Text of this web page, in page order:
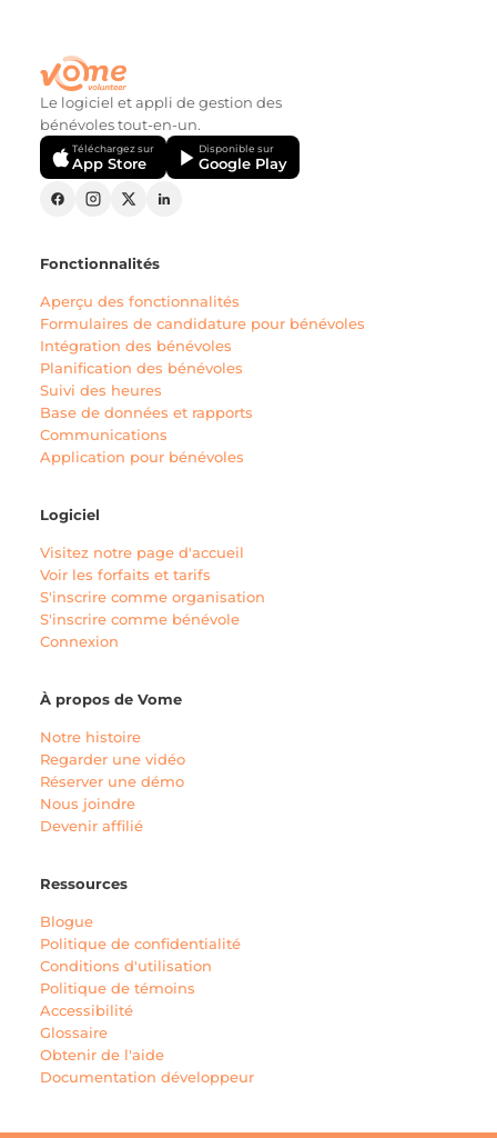
Le logiciel et appli de gestion des
bénévoles tout-en-un.
Téléchargez sur
App Store
Disponible sur
Google Play
Fonctionnalités
Aperçu des fonctionnalités
Formulaires de candidature pour bénévoles
Intégration des bénévoles
Planification des bénévoles
Suivi des heures
Base de données et rapports
Communications
Application pour bénévoles
Logiciel
Visitez notre page d'accueil
Voir les forfaits et tarifs
S'inscrire comme organisation
S'inscrire comme bénévole
Connexion
À propos de Vome
Notre histoire
Regarder une vidéo
Réserver une démo
Nous joindre
Devenir affilié
Ressources
Blogue
Politique de confidentialité
Conditions d'utilisation
Politique de témoins
Accessibilité
Glossaire
Obtenir de l'aide
Documentation développeur